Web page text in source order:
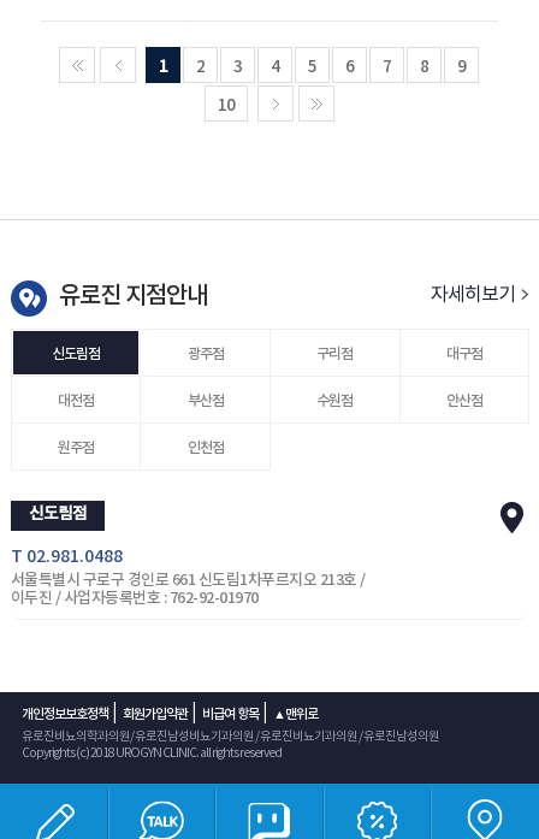
1 2 3 4 5 6 7 8
9
10
유로진 지점안내 자세히보기
신도림점 광주점 구리점 대구점
대전점 부산점 수원점 안산점
원주점 인천점
신도림점
T 02.981.0488
서울특별시 구로구 경인로 661 신도림1차푸르지오 213호 /
이두진 / 사업자등록번호 : 762-92-01970
개인정보보호정책| 회원가입약관| 비급여 항목| ▲맨위로
유로진비뇨의학과의원/ 유로진남성비뇨기과의원 / 유로진비뇨기과의원 / 유로진남성의원
Copyrights (c) 2018 UROGYN CLINIC. all rights reserved